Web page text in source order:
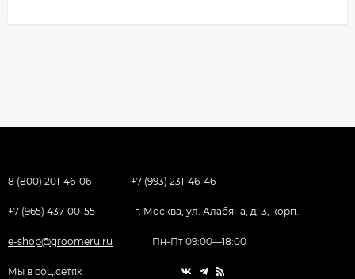
8 (800) 201-46-06 +7 (993) 231-46-46
+7 (965) 437-00-55 г. Москва, ул. Алабяна, д. 3, корп. 1
e-shop@groomeru.ru Пн-Пт 09:00—18:00
Мы в соц.сетях